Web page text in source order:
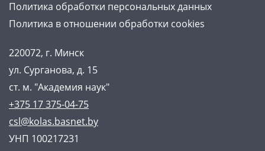
Политика обработки персональных данных
Политика в отношении обработки cookies
220072, г. Минск
ул. Сурганова, д. 15
ст. м. "Академия наук"
+375 17 375-04-75
csl@kolas.basnet.by
УНП 100217231